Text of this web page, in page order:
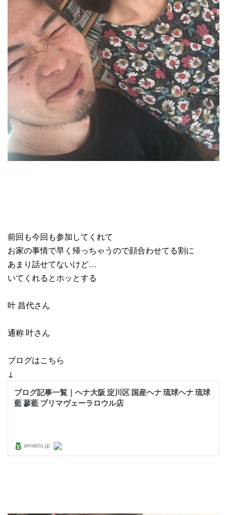
前回も今回も参加してくれて
お家の事情で早く帰っちゃうので顔合わせてる割に
あまり話せてないけど…
いてくれるとホッとする
叶 昌代さん
通称 叶さん
ブログはこちら
↓